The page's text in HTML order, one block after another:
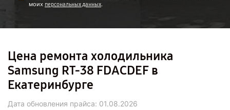
моих персональных данных.
Цена ремонта холодильника
Samsung RT-38 FDACDEF в
Екатеринбурге
Дата обновления прайса: 01.08.2026